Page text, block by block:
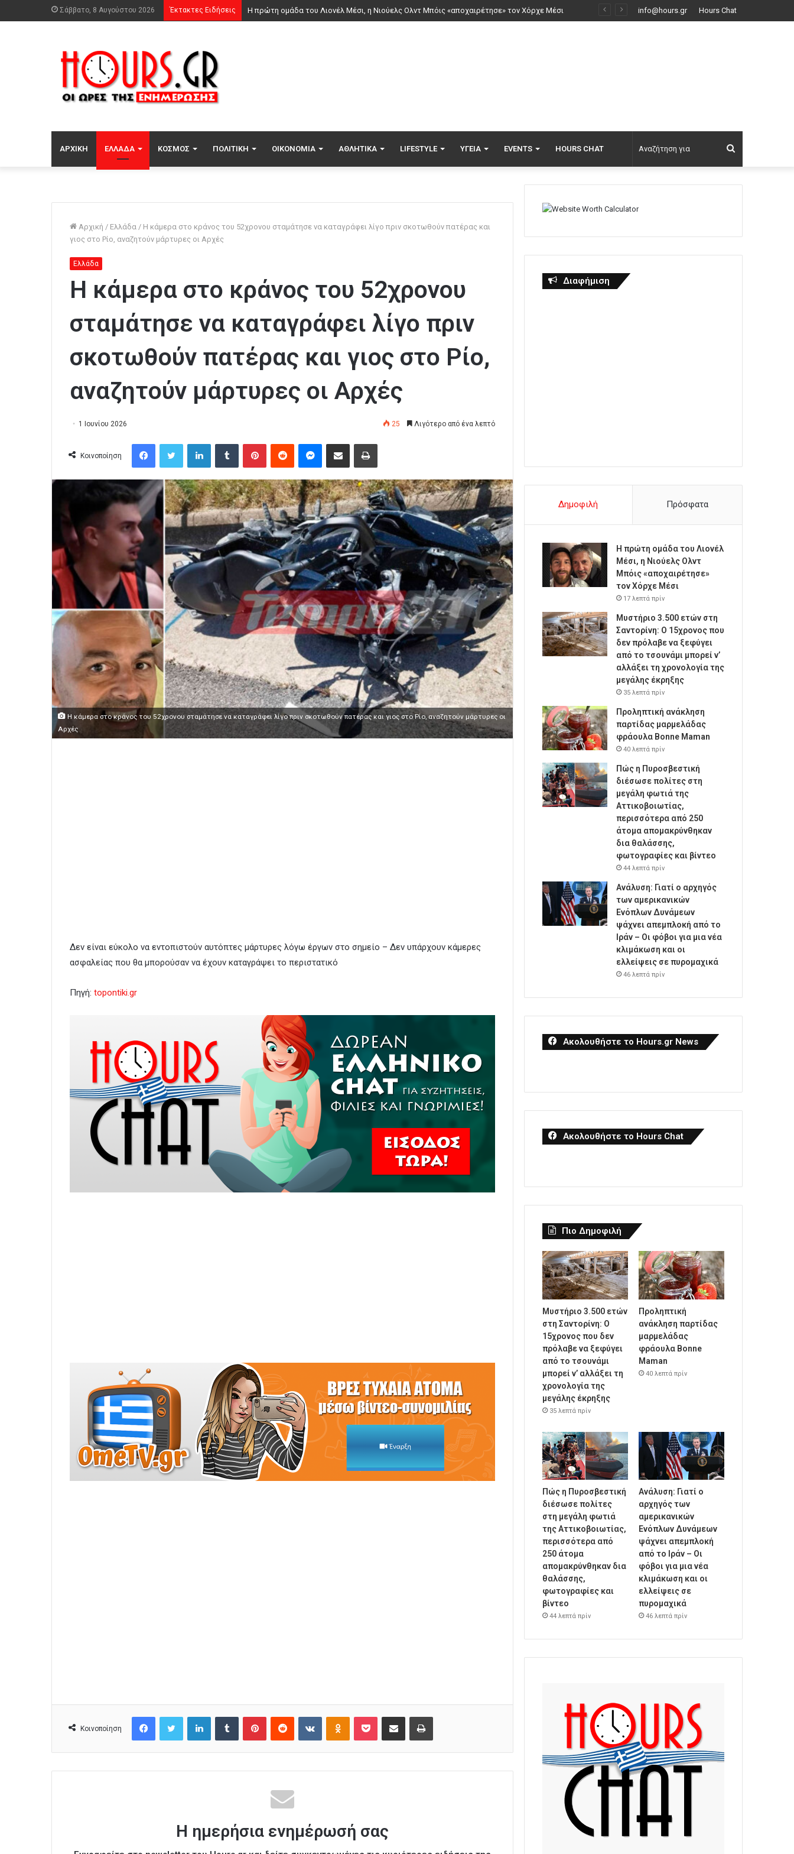
Σάββατο, 8 Αυγούστου 2026 Έκτακτες Ειδήσεις info@hours.gr Hours Chat
ΑΡΧΙΚΉ ΕΛΛΆΔΑ ΚΌΣΜΟΣ ΠΟΛΙΤΙΚΉ ΟΙΚΟΝΟΜΊΑ ΑΘΛΗΤΙΚΆ LIFESTYLE ΥΓΕΊΑ EVENTS HOURS CHAT
για
Αρχική / Ελλάδα / Η κάμερα στο κράνος του 52χρονου σταμάτησε να καταγράφει λίγο πριν σκοτωθούν πατέρας και
γιος στο Ρίο, αναζητούν μάρτυρες οι Αρχές
Ελλάδα
Η κάμερα στο κράνος του 52χρονου
σταμάτησε να καταγράφει λίγο πριν
σκοτωθούν πατέρας και γιος στο Ρίο,
αναζητούν μάρτυρες οι Αρχές
1 Ιουνίου 2026 25 Λιγότερο από ένα λεπτό
Κοινοποίηση
Η κάμερα στο κράνος του 52χρονου σταμάτησε να καταγράφει λίγο πριν σκοτωθούν πατέρας και γιος στο Ρίο, αναζητούν μάρτυρες οι
Αρχές
Δεν είναι εύκολο να εντοπιστούν αυτόπτες μάρτυρες λόγω έργων στο σημείο – Δεν υπάρχουν κάμερες
ασφαλείας που θα μπορούσαν να έχουν καταγράψει το περιστατικό
Πηγή: topontiki.gr
Κοινοποίηση
Η ημερήσια ενημέρωσή σας
Διαφήμιση
Δημοφιλή Πρόσφατα
Η πρώτη ομάδα του Λιονέλ
Μέσι, η Νιούελς Ολντ
Μπόις «αποχαιρέτησε»
τον Χόρχε Μέσι
17 λεπτά πρίν
Μυστήριο 3.500 ετών στη
Σαντορίνη: Ο 15χρονος που
δεν πρόλαβε να ξεφύγει
από το τσουνάμι μπορεί ν’
αλλάξει τη χρονολογία της
μεγάλης έκρηξης
35 λεπτά πρίν
Προληπτική ανάκληση
παρτίδας μαρμελάδας
φράουλα Bonne Maman
40 λεπτά πρίν
Πώς η Πυροσβεστική
διέσωσε πολίτες στη
μεγάλη φωτιά της
Αττικοβοιωτίας,
περισσότερα από 250
άτομα απομακρύνθηκαν
δια θαλάσσης,
φωτογραφίες και βίντεο
44 λεπτά πρίν
Ανάλυση: Γιατί ο αρχηγός
των αμερικανικών
Ενόπλων Δυνάμεων
ψάχνει απεμπλοκή από το
Ιράν – Οι φόβοι για μια νέα
κλιμάκωση και οι
ελλείψεις σε πυρομαχικά
46 λεπτά πρίν
Ακολουθήστε το Hours.gr News
Ακολουθήστε το Hours Chat
Πιο Δημοφιλή
Μυστήριο 3.500 ετών
στη Σαντορίνη: Ο
15χρονος που δεν
πρόλαβε να ξεφύγει
από το τσουνάμι
μπορεί ν’ αλλάξει τη
χρονολογία της
μεγάλης έκρηξης
35 λεπτά πρίν
Προληπτική
ανάκληση παρτίδας
μαρμελάδας
φράουλα Bonne
Maman
40 λεπτά πρίν
Πώς η Πυροσβεστική
διέσωσε πολίτες
στη μεγάλη φωτιά
της Αττικοβοιωτίας,
περισσότερα από
250 άτομα
απομακρύνθηκαν δια
θαλάσσης,
φωτογραφίες και
βίντεο
44 λεπτά πρίν
Ανάλυση: Γιατί ο
αρχηγός των
αμερικανικών
Ενόπλων Δυνάμεων
ψάχνει απεμπλοκή
από το Ιράν – Οι
φόβοι για μια νέα
κλιμάκωση και οι
ελλείψεις σε
πυρομαχικά
46 λεπτά πρίν